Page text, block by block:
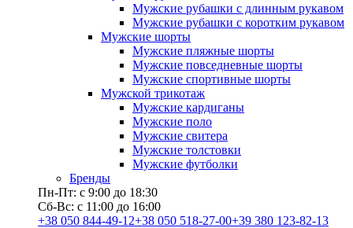
Мужские рубашки с длинным рукавом
Мужские рубашки с коротким рукавом
Мужские шорты
Мужские пляжные шорты
Мужские повседневные шорты
Мужские спортивные шорты
Мужской трикотаж
Мужские кардиганы
Мужские поло
Мужские свитера
Мужские толстовки
Мужские футболки
Бренды
Пн-Пт: с 9:00 до 18:30
Сб-Вс: с 11:00 до 16:00
+38 050 844-49-12+38 050 518-27-00+39 380 123-82-13